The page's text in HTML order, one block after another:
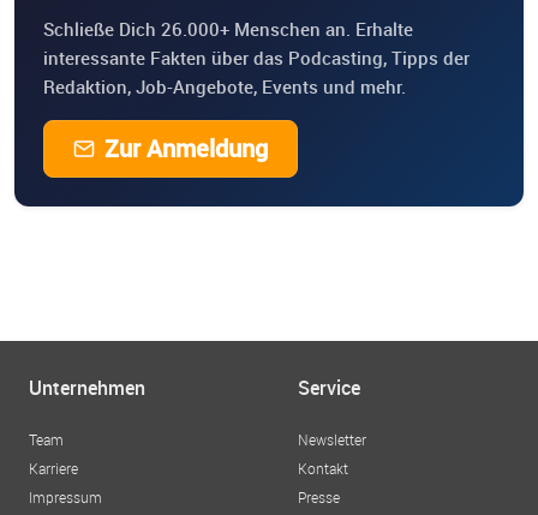
Schließe Dich 26.000+ Menschen an. Erhalte
interessante Fakten über das Podcasting, Tipps der
Redaktion, Job-Angebote, Events und mehr.
Zur Anmeldung
Unternehmen
Team
Karriere
Impressum
Service
Newsletter
Kontakt
Presse